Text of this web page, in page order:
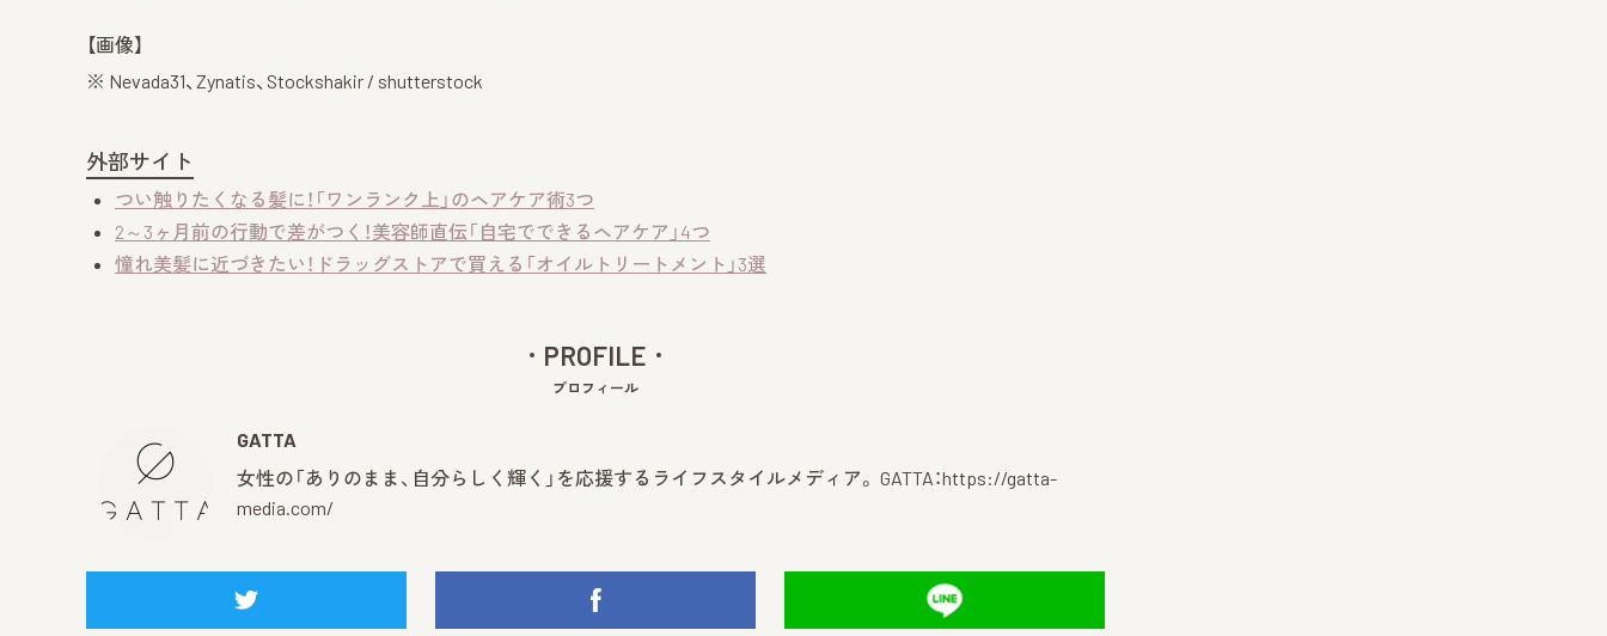
【画像】
※ Nevada31、Zynatis、Stockshakir / shutterstock
外部サイト
つい触りたくなる髪に！「ワンランク上」のヘアケア術3つ
2～3ヶ月前の行動で差がつく！美容師直伝「自宅でできるヘアケア」4つ
憧れ美髪に近づきたい！ドラッグストアで買える「オイルトリートメント」3選
PROFILE
プロフィール
GATTA
女性の「ありのまま、自分らしく輝く」を応援するライフスタイルメディア。 GATTA：https://gatta-
media.com/